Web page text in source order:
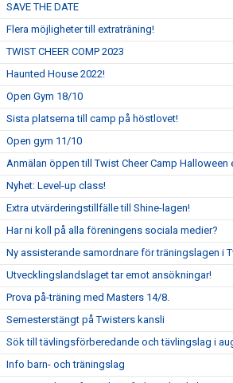
SAVE THE DATE
Flera möjligheter till extraträning!
TWIST CHEER COMP 2023
Haunted House 2022!
Open Gym 18/10
Sista platserna till camp på höstlovet!
Open gym 11/10
Anmälan öppen till Twist Cheer Camp Halloween
Nyhet: Level-up class!
Extra utvärderingstillfälle till Shine-lagen!
Har ni koll på alla föreningens sociala medier?
Ny assisterande samordnare för träningslagen i
Utvecklingslandslaget tar emot ansökningar!
Prova på-träning med Masters 14/8.
Semesterstängt på Twisters kansli
Sök till tävlingsförberedande och tävlingslag i
Info barn- och träningslag